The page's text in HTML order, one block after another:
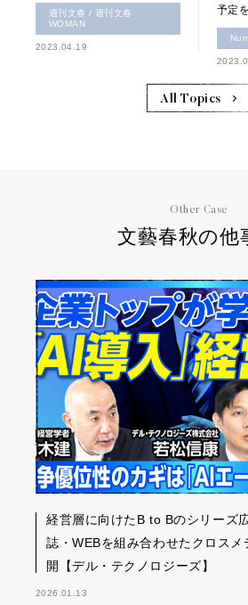
週刊文春 / 週刊文春
WOMAN
2023.04.19
予定
All Topics
Other Case
文藝春秋の他
経営層に向けたB to Bのシリーズ
誌・WEBを組み合わせたクロスメ
開【デル・テクノロジーズ】
2026.01.13